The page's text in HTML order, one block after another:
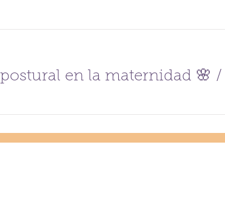
en la maternidad 🌸 /